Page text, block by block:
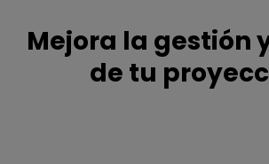
Mejora la gestión
de tu